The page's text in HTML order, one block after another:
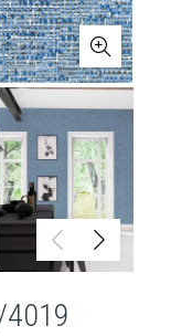
4019